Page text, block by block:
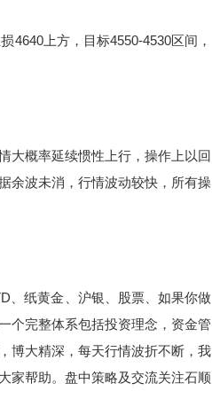
上方，目标4550-4530区间，
概率延续惯性上行，操作上以回
余波未消，行情波动较快，所有操
纸黄金、沪银、股票、如果你做
个完整体系包括投资理念，资金管
博大精深，每天行情波折不断，我
家帮助。盘中策略及交流关注石顺